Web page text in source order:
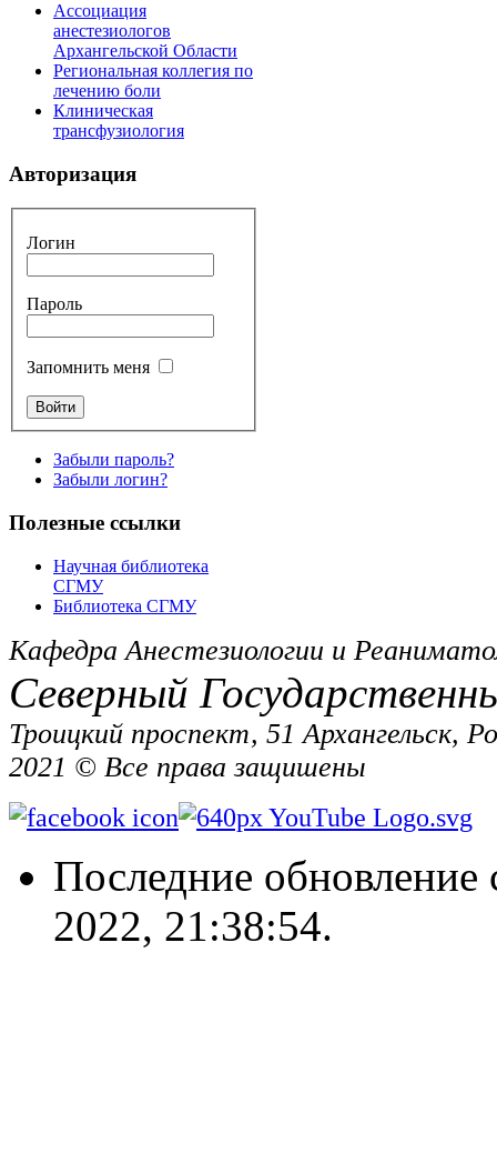
Ассоциация
анестезиологов
Архангельской Области
Региональная коллегия по
лечению боли
Клиническая
трансфузиология
Авторизация
Логин
Пароль
Запомнить меня
Забыли пароль?
Забыли логин?
Полезные ссылки
Научная библиотека
СГМУ
Библиотека СГМУ
Кафедра Анестезиологии и
Северный
Троицкий проспект, 51 Архангельск,
2021 © Все права защишены
Последние обновление
2022, 21:38:54.